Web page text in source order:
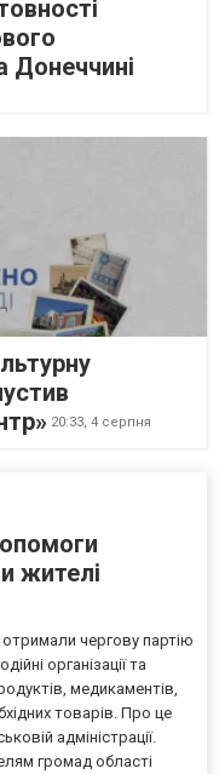
Донеччині
20:33, 4 серпня
жителі
отримали чергову партію
організації та
медикаментів,
товарів. Про це
адміністрації.
громад області